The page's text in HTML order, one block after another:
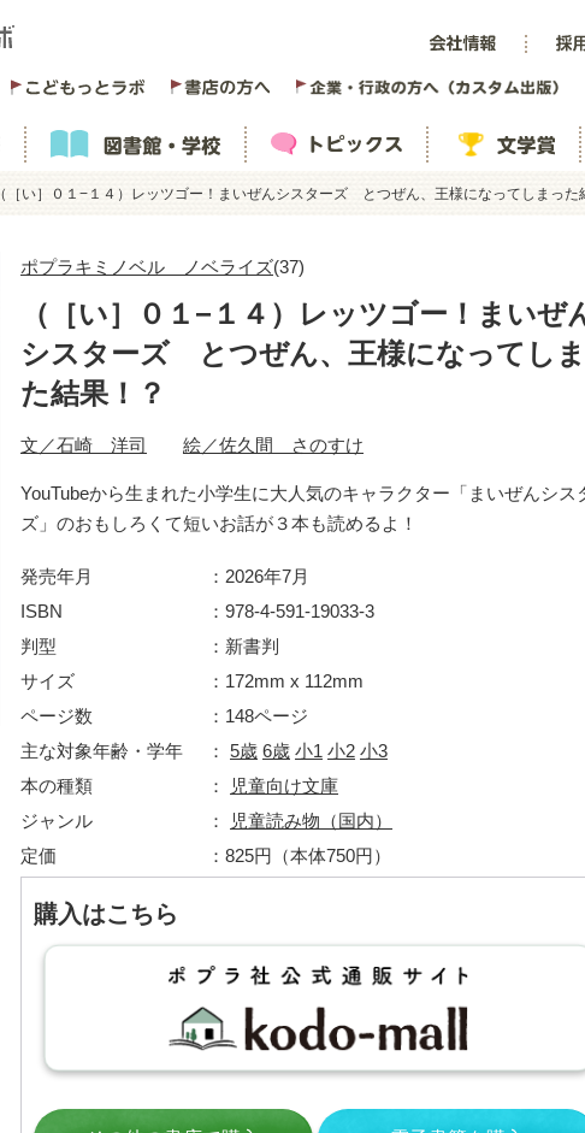
（［い］０１−１４）レッツゴー！まいぜんシスターズ とつぜん、王様になってしまった
ポプラキミノベル ノベライズ(37)
（［い］０１−１４）レッツゴー！まいぜ
シスターズ とつぜん、王様になってし
た結果！？
文／石崎 洋司 絵／佐久間 さのすけ
YouTubeから生まれた小学生に大人気のキャラクター「まいぜんシス
ズ」のおもしろくて短いお話が３本も読めるよ！
発売年月
2026年7月
ISBN
978-4-591-19033-3
判型
新書判
サイズ
172mm x 112mm
ページ数
148ページ
主な対象年齢・学年
5歳 6歳 小1 小2 小3
本の種類
児童向け文庫
ジャンル
児童読み物（国内）
定価
825円（本体750円）
購入はこちら